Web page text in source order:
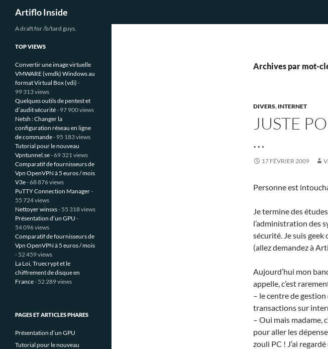
Aller
Artiflo Inside
Archives par mot-
DIVERS, INTERNET
JUSTE
…
17 FÉVRIER 2009
Personne est
Je termine des
l’administration des
sécurité. Je suis
(allez demandez à
Aujourd’hui mon
appelle, c’est
– le centre de
transactions sur
– Oui mais madame,
pour aller les
zouli PC ! J’ai
A draft for /b/tard guys.
TOP VIEWS
Convertir une image virtuelle
VMWARE (vmdk) Windows au
format Virtual Box (vdi) -
99 313 views
Quelques outils de pentest et
d’audit sécurité- 97 900 views
Netsh : Changer la
configuration réseau en ligne
de commande- 95 183 views
Tutorial pour le nouveau
Vpntunnel.se- 69 321 views
Comparatif de fournisseurs de
Vpn OpenVPN à 5 euros / mois
V3e- 68 876 views
PuTTY Connection Manager-
55 724 views
Nettoyer winsxs- 55 318 views
Présentation d’un GPU -
54 096 views
Comparatif de fournisseurs de
Vpn OpenVPN à 5 euros / mois
- 52 459 views
La Loi, Truecrypt et le
chiffrement de disque en
France- 52 289 views
PAGES ET ARTICLES PHARES
Présentation d’un GPU
Tutorial pour le nouveau